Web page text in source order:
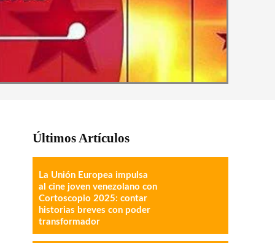
Últimos Artículos
La Unión Europea impulsa
al cine joven venezolano con
Cortoscopio 2025: contar
historias breves con poder
transformador